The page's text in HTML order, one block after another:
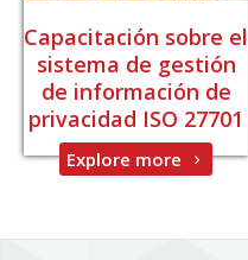
Capacitación sobre el
sistema de gestión
de información de
privacidad ISO 27701
Explore more